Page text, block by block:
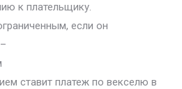
к плательщику.
если он
ставит платеж по векселю в